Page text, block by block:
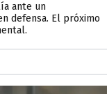
ante un
defensa. El próximo